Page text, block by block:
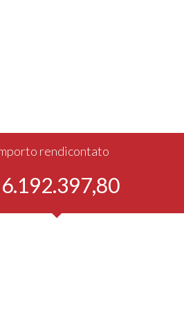
rendicontato